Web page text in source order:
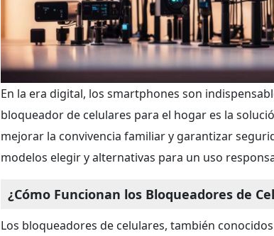
En la era digital, los smartphones son
bloqueador de celulares para el hogar es la
mejorar la convivencia familiar y garantizar
modelos elegir y alternativas para un uso
¿Cómo Funcionan los Bloqueadores de
Los bloqueadores de celulares, también